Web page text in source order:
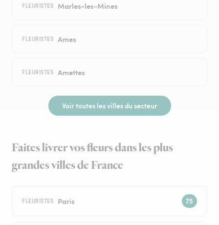
FLEURISTES Marles-les-Mines
FLEURISTES Ames
FLEURISTES Amettes
Voir toutes les villes du secteur
Faites livrer vos fleurs dans les plus
grandes villes de France
FLEURISTES Paris